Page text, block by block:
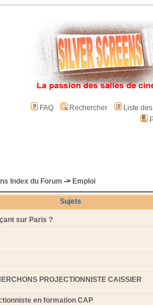
FAQ Rechercher
Liste
Index du Forum -> Emploi
Sujets
sur Paris ?
PROJECTIONNISTE CAISSIER
en formation CAP